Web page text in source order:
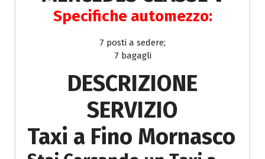
Specifiche automezzo:
7 posti a sedere;
7 bagagli
DESCRIZIONE
SERVIZIO
Taxi a Fino Mornasco